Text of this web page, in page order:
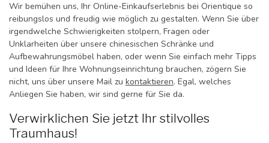
Wir bemühen uns, Ihr Online-Einkaufserlebnis bei Orientique so
reibungslos und freudig wie möglich zu gestalten. Wenn Sie über
irgendwelche Schwierigkeiten stolpern, Fragen oder
Unklarheiten über unsere chinesischen Schränke und
Aufbewahrungsmöbel haben, oder wenn Sie einfach mehr Tipps
und Ideen für Ihre Wohnungseinrichtung brauchen, zögern Sie
nicht, uns über unsere Mail zu kontaktieren. Egal, welches
Anliegen Sie haben, wir sind gerne für Sie da.
Verwirklichen Sie jetzt Ihr stilvolles
Traumhaus!